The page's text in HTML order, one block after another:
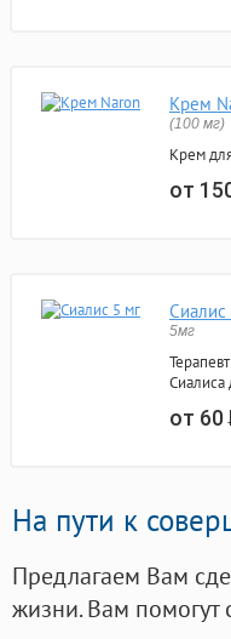
Крем
(100 мг)
Крем
от
Сиалис
5мг
Сиалиса
от 60
На пути к
Предлагаем Вам
жизни. Вам помогут